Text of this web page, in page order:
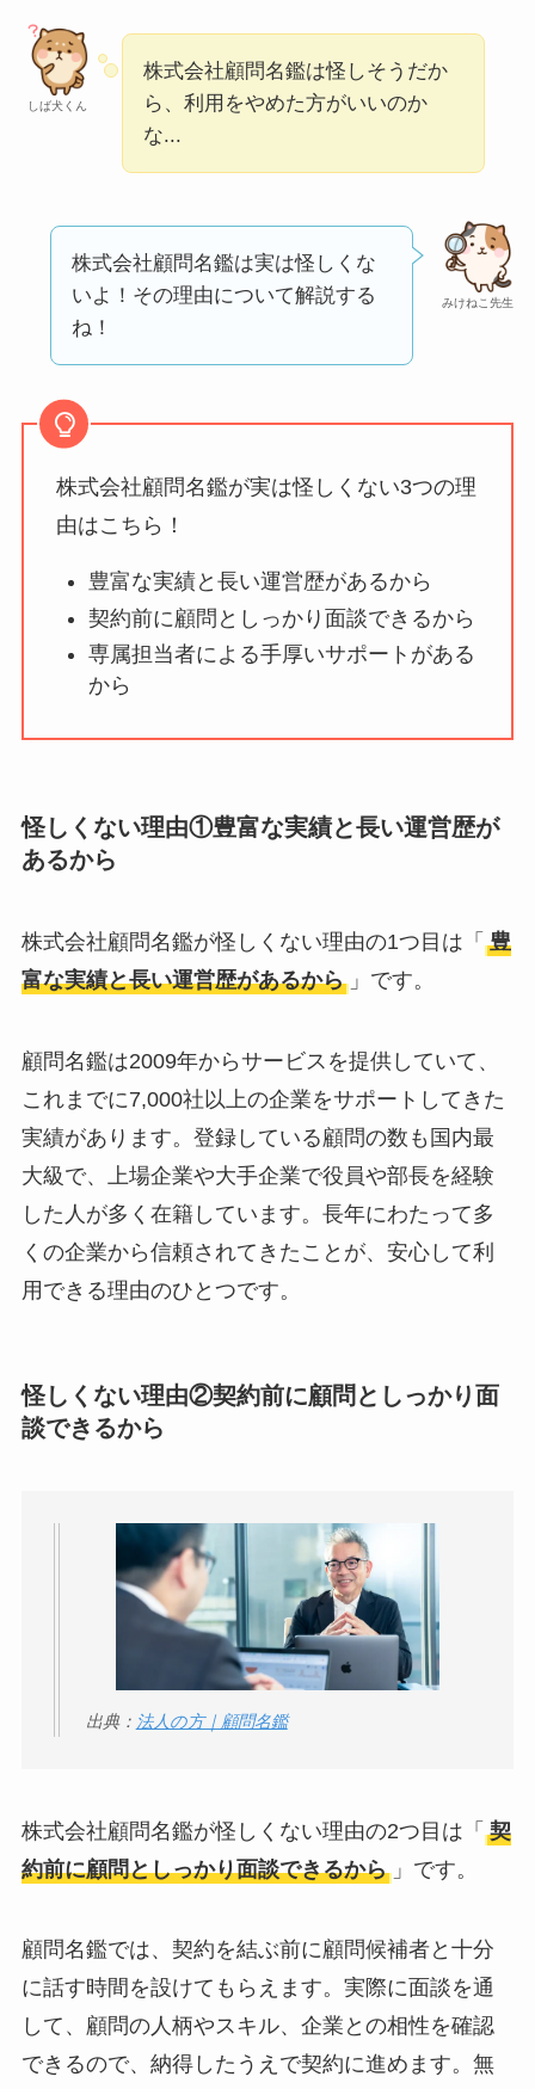
【怪しい？】帝国デ
ータバンクの口コ
う？
【怪しい？】セルプ
ロモート株式会社の
口コミ・評判
は実際
ミ・評価が正直ヤバ
い って本当？
【怪しい？】株式会
判は実際どう？
Temuは怪しい？口コ
ミ・評判が正直ヤバ
しば犬くん
株式会社顧問名鑑は怪しそうだか
ら、利用をやめた方がいいのか
な...
みけねこ先生
株式会社顧問名鑑は実は怪しくな
いよ！その理由について解説する
ね！
株式会社顧問名鑑が実は怪しくない3つの理
由はこちら！
豊富な実績と長い運営歴があるから
契約前に顧問としっかり面談できるから
専属担当者による手厚いサポートがある
から
怪しくない理由①豊富な実績と長い運営歴が
あるから
株式会社顧問名鑑が怪しくない理由の1つ目は「 豊
富な実績と長い運営歴があるから 」です。
顧問名鑑は2009年からサービスを提供していて、
これまでに7,000社以上の企業をサポートしてきた
実績があります。登録している顧問の数も国内最
大級で、上場企業や大手企業で役員や部長を経験
した人が多く在籍しています。長年にわたって多
くの企業から信頼されてきたことが、安心して利
用できる理由のひとつです。
怪しくない理由②契約前に顧問としっかり面
談できるから
出典： 法人の方｜顧問名鑑
株式会社顧問名鑑が怪しくない理由の2つ目は「 契
約前に顧問としっかり面談できるから 」です。
顧問名鑑では、契約を結ぶ前に顧問候補者と十分
に話す時間を設けてもらえます。実際に面談を通
して、顧問の人柄やスキル、企業との相性を確認
できるので、納得したうえで契約に進めます。無